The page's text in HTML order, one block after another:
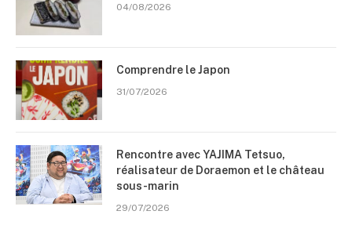
04/08/2026
Comprendre le Japon
31/07/2026
Rencontre avec YAJIMA Tetsuo,
réalisateur de Doraemon et le château
sous-marin
29/07/2026